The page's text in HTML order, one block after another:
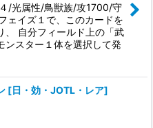
/光属性/鳥獣族/攻1700/守
ェイズ１で、このカードを
、 自分フィールド上の「武
ンスター１体を選択して発
[日・効・JOTL・レア]